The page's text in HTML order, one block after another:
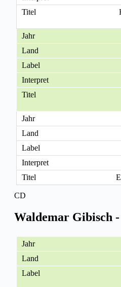
CD
Waldemar Gibisch